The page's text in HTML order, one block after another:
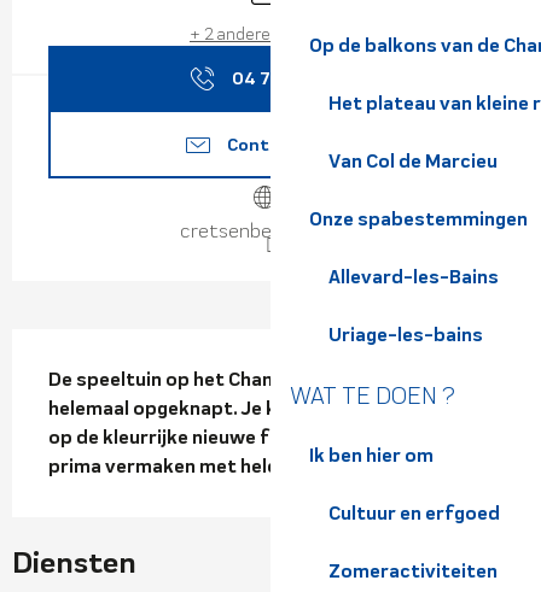
Op de balkons van de
Het plateau van kleine
Van Col de Marcieu
Onze spabestemmingen
Allevard-les-Bains
Uriage-les-bains
WAT TE DOEN ?
Ik ben hier om
Cultuur en erfgoed
Zomeractiviteiten
+ 2 andere dienst(en)
04 76 45 11
Contacteer ons
cretsenbelledonne.fr
Beschrijving
De speeltuin op het Champ Sappey plein is
helemaal opgeknapt. Je kinderen zullen dol zijn
op de kleurrijke nieuwe faciliteiten en zullen zich
prima vermaken met helemaal niets doen.
Diensten